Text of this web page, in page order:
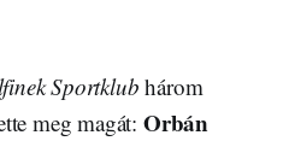
Sportklub három
meg magát: Orbán